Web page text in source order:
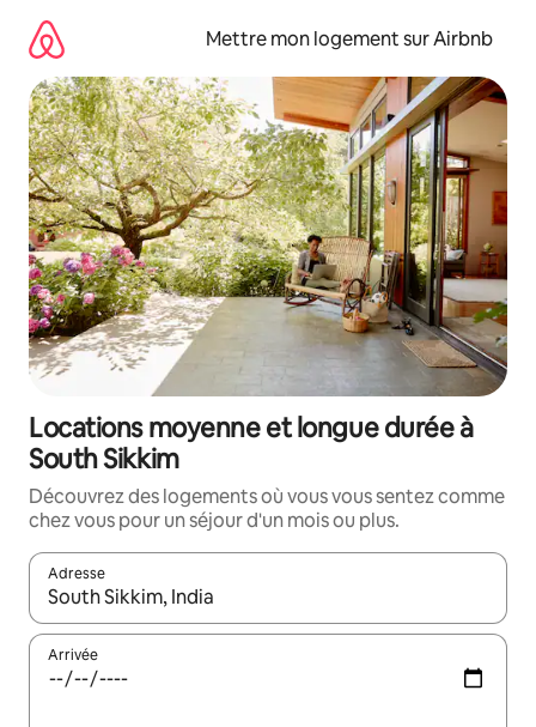
directement
contenu
Mettre mon logement sur Airbnb
Locations moyenne et longue durée à
South Sikkim
Découvrez des logements où vous vous sentez comme
chez vous pour un séjour d'un mois ou plus.
Adresse
Lorsque les résultats s'affichent, utilisez les flèches vers le
Arrivée